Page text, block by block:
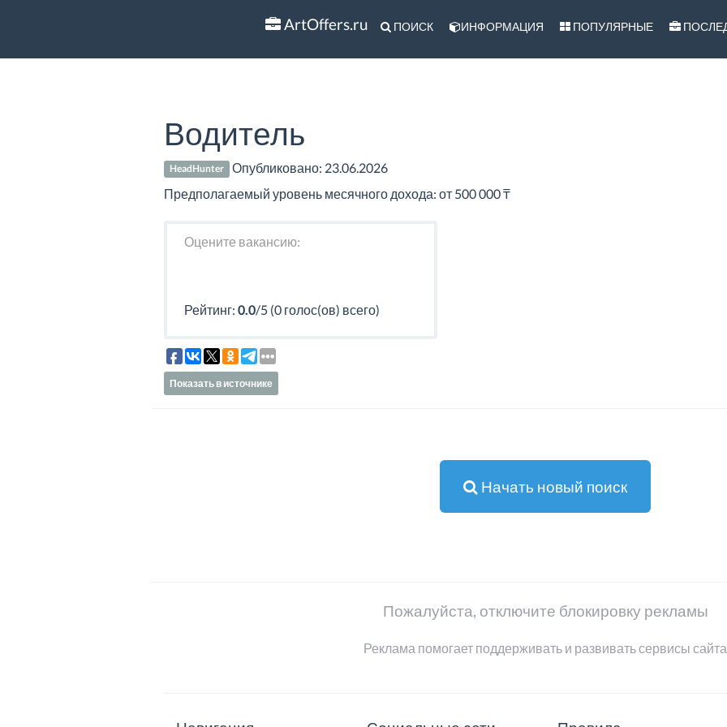
ArtOffers.ru ПОИСК ИНФОРМАЦИЯ ПОПУЛЯРНЫЕ
Водитель
HeadHunter Опубликовано: 23.06.2026
Предполагаемый уровень месячного дохода: от 500 000 ₸
Оцените вакансию:
Рейтинг: 0.0/5 (0 голос(ов) всего)
Показать в источнике
Начать новый поиск
Пожалуйста, отключите блокировку рекламы
Реклама помогает поддерживать и развивать сервисы сайта